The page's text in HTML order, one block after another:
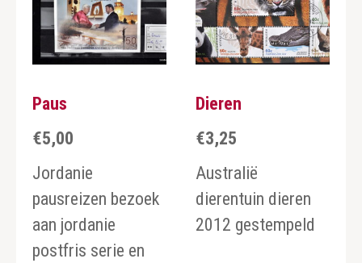
Paus
€5,00
Jordanie
pausreizen bezoek
aan jordanie
postfris serie en
Dieren
€3,25
Australië
dierentuin dieren
2012 gestempeld